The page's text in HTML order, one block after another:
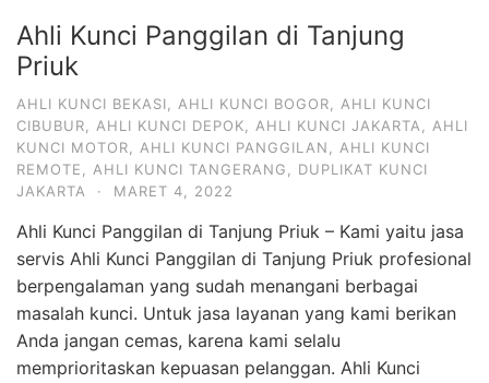
Ahli Kunci Panggilan di Tanjung
Priuk
AHLI KUNCI BEKASI AHLI KUNCI BOGOR
AHLI KUNCI
CIBUBUR
AHLI KUNCI DEPOK AHLI KUNCI JAKARTA
AHLI
KUNCI MOTOR
AHLI KUNCI PANGGILAN
AHLI KUNCI
REMOTE
AHLI KUNCI TANGERANG
DUPLIKAT KUNCI
JAKARTA
· MARET 4, 2022
Ahli Kunci Panggilan di Tanjung Priuk – Kami yaitu jasa
servis Ahli Kunci Panggilan di Tanjung Priuk profesional
berpengalaman yang sudah menangani berbagai
masalah kunci. Untuk jasa layanan yang kami berikan
Anda jangan cemas, karena kami selalu
memprioritaskan kepuasan pelanggan. Ahli Kunci